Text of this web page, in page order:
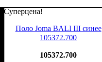
Суперцена!
Поло Joma BALI III синее
105372.700
105372.700